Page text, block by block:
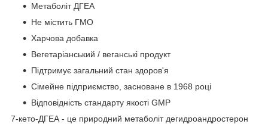
Метаболіт ДГЕА
Не містить ГМО
Харчова добавка
Вегетаріанський / веганські продукт
Підтримує загальний стан здоров'я
Сімейне підприємство, засноване в 1968 році
Відповідність стандарту якості GMP
7-кето-ДГЕА - це природний метаболіт дегидроандростерон